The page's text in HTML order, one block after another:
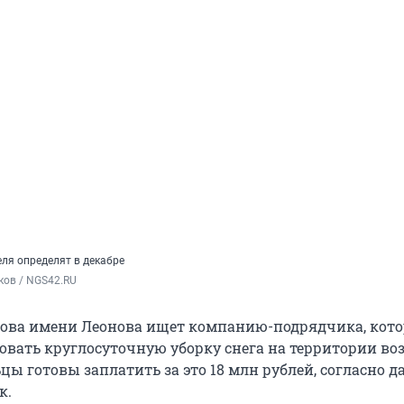
определят в декабре
/ NGS42.RU
имени Леонова ищет компанию-подрядчика,
круглосуточную уборку снега на территории
готовы заплатить за это 18 млн рублей, согласно